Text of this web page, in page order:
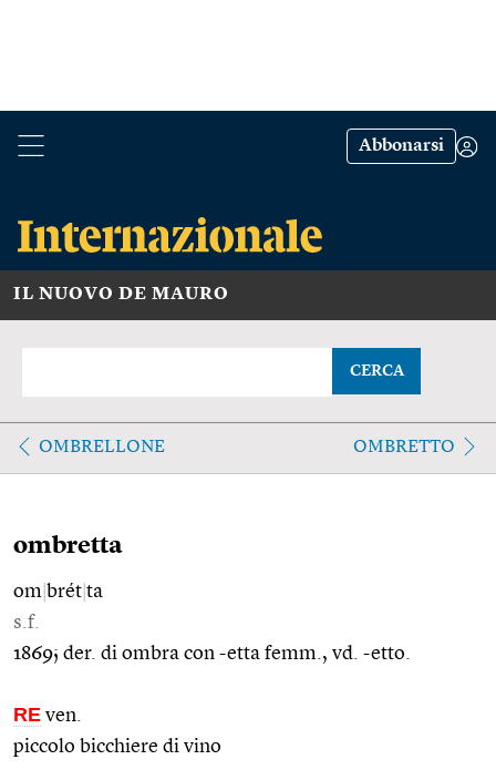
Abbonarsi
IL NUOVO DE MAURO
CERCA
OMBRELLONE OMBRETTO
ombretta
om brét ta
s.f.
1869; der. di ombra con -etta femm., vd. -etto.
RE ven.
piccolo bicchiere di vino